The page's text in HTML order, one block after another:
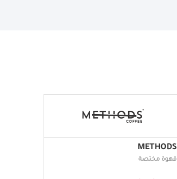
METHODS
قهوة مختصة